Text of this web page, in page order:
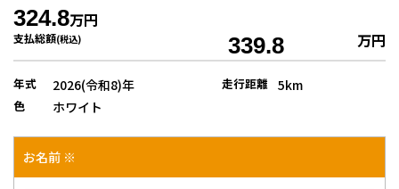
324.8万円
支払総額(税込) 339.8 万円
年式 2026(令和8)年 走行距離 5km
色 ホワイト
お名前 ※